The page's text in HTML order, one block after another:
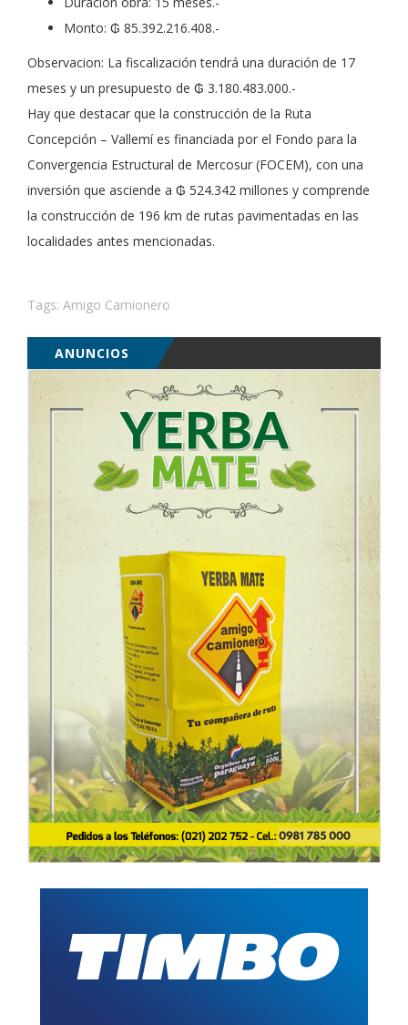
Monto: ₲ 85.392.216.408.-
Observacion: La fiscalización tendrá una duración de 17
meses y un presupuesto de ₲ 3.180.483.000.-
Hay que destacar que la construcción de la Ruta
Concepción – Vallemí es financiada por el Fondo para la
Convergencia Estructural de Mercosur (FOCEM), con una
inversión que asciende a ₲ 524.342 millones y comprende
la construcción de 196 km de rutas pavimentadas en las
localidades antes mencionadas.
Tags: Amigo Camionero
ANUNCIOS